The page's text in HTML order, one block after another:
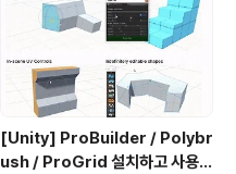
[Unity] ProBuilder / Polybr
ush / ProGrid 설치하고 사용하